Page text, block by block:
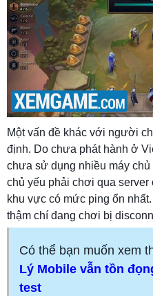
Một vấn đề khác với người
định. Do chưa phát hành ở
chưa sử dụng nhiều máy
chủ yếu phải chơi qua
khu vực có mức ping ổn
thậm chí đang chơi bị
Có thể bạn muốn xem
Lý Mobile vẫn tồn
test